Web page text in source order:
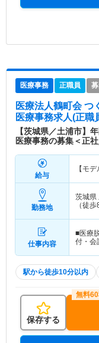
医療事務 正職員
医療法人鶴町会 つ
医療事務求人(正職
【茨城県／土浦市】
医療事務の募集＜正社
給与
【モデ
勤務地
茨城県
（徒歩
仕事内容
■医療
付・会
駅から徒歩10分以内
保存する